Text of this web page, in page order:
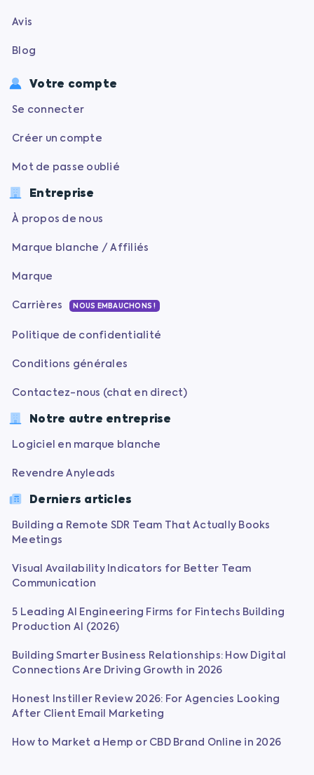
Avis
Blog
Votre compte
Se connecter
Créer un compte
Mot de passe oublié
Entreprise
À propos de nous
Marque blanche / Affiliés
Marque
Carrières NOUS EMBAUCHONS !
Politique de confidentialité
Conditions générales
Contactez-nous (chat en direct)
Notre autre entreprise
Logiciel en marque blanche
Revendre Anyleads
Derniers articles
Building a Remote SDR Team That Actually Books
Meetings
Visual Availability Indicators for Better Team
Communication
5 Leading AI Engineering Firms for Fintechs Building
Production AI (2026)
Building Smarter Business Relationships: How Digital
Connections Are Driving Growth in 2026
Honest Instiller Review 2026: For Agencies Looking
After Client Email Marketing
How to Market a Hemp or CBD Brand Online in 2026